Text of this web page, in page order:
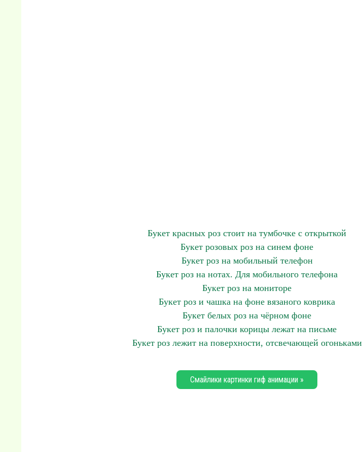
Букет красных роз стоит на тумбочке с открыткой
Букет розовых роз на синем фоне
Букет роз на мобильный телефон
Букет роз на нотах. Для мобильного телефона
Букет роз на мониторе
Букет роз и чашка на фоне вязаного коврика
Букет белых роз на чёрном фоне
Букет роз и палочки корицы лежат на письме
Букет роз лежит на поверхности, отсвечающей огоньками
Смайлики картинки гиф анимации »